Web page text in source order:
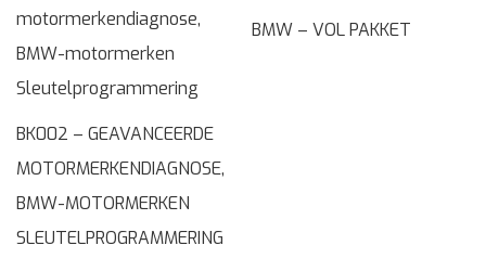
BK002 – GEAVANCEERDE
MOTORMERKENDIAGNOSE,
BMW-MOTORMERKEN
SLEUTELPROGRAMMERING
BMW – VOL PAKKET